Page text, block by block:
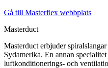
Gå till Masterflex webbplats
Masterduct
Masterduct erbjuder
Sydamerika. En annan
luftkonditionerings- och